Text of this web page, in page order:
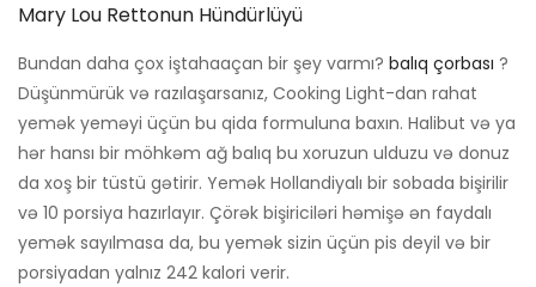
Mary Lou Rettonun Hündürlüyü
Bundan daha çox iştahaaçan bir şey varmı? balıq çorbası ?
Düşünmürük və razılaşarsanız, Cooking Light-dan rahat
yemək yeməyi üçün bu qida formuluna baxın. Halibut və ya
hər hansı bir möhkəm ağ balıq bu xoruzun ulduzu və donuz
da xoş bir tüstü gətirir. Yemək Hollandiyalı bir sobada bişirilir
və 10 porsiya hazırlayır. Çörək bişiriciləri həmişə ən faydalı
yemək sayılmasa da, bu yemək sizin üçün pis deyil və bir
porsiyadan yalnız 242 kalori verir.